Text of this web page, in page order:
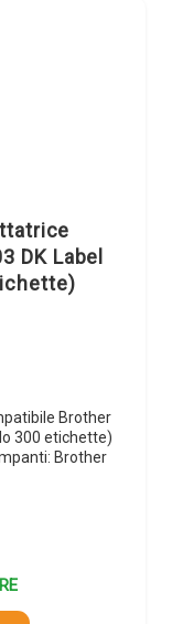
DK Label
Brother
300 etichette)
Brother